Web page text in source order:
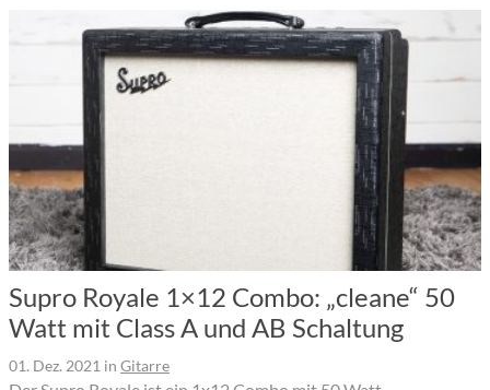
Supro Royale 1×12 Combo: „cleane“ 50
Watt mit Class A und AB Schaltung
01. Dez. 2021 in Gitarre